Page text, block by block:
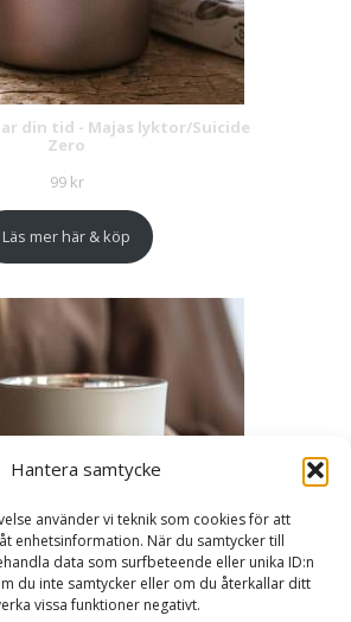
Hantera samtycke
använder vi teknik som cookies för att
enhetsinformation. När du samtycker till
data som surfbeteende eller unika ID:n
du inte samtycker eller om du återkallar ditt
vissa funktioner negativt.
din tid - Majas lyktor/Suicide
Zero
99 kr
Läs mer här & köp